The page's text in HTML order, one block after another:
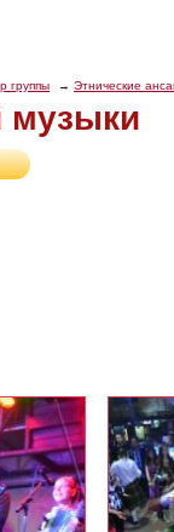
группы Этнические
музыки